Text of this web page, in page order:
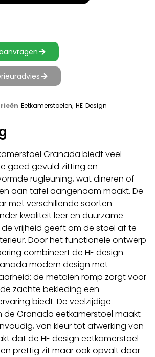
Eetkamerstoelen, HE Design
Granada biedt veel
goed gevuld zitting en
rugleuning, wat dineren of
aan tafel aangenaam maakt. De
met verschillende soorten
kwaliteit leer en duurzame
vrijheid geeft om de stoel af te
Door het functionele ontwerp
combineert de HE design
modern design met
de metalen romp zorgt voor
zachte bekleding een
biedt. De veelzijdige
de Granada eetkamerstoel maakt
van kleur tot afwerking van
dat de HE design eetkamerstoel
prettig zit maar ook opvalt door